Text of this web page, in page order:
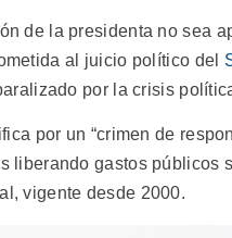
de la presidenta no sea
al juicio político del
por la crisis
por un “crimen de
liberando gastos
vigente desde 2000.